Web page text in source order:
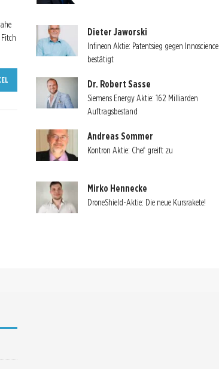
Dieter Jaworski
Infineon Aktie: Patentsieg gegen Innoscience
bestätigt
Dr. Robert Sasse
Siemens Energy Aktie: 162 Milliarden
Auftragsbestand
Andreas Sommer
Kontron Aktie: Chef greift zu
Mirko Hennecke
DroneShield-Aktie: Die neue Kursrakete!